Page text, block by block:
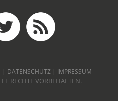
| DATENSCHUTZ | IMPRESSUM
RECHTE VORBEHALTEN.